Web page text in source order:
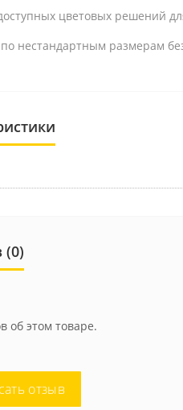
цветовых решений
нестандартным размерам
(0)
об этом товаре.
отзыв